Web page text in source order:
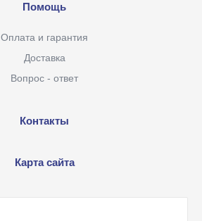
Помощь
Оплата и гарантия
Доставка
Вопрос - ответ
Контакты
Карта сайта